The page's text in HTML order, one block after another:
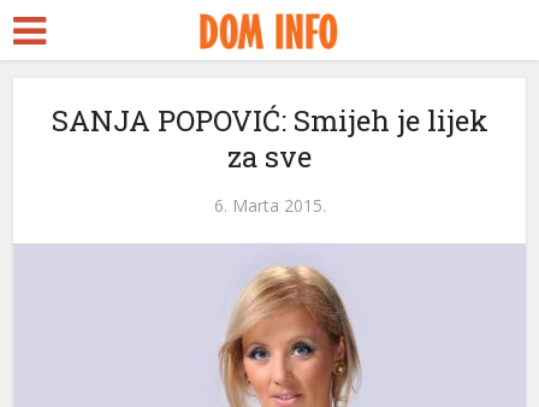
SANJA POPOVIĆ: Smijeh je lijek
za sve
6. Marta 2015.